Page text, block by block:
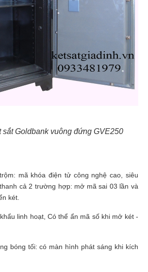
sắt Goldbank vuông đứng GVE250
mã khóa điện tử công nghệ cao, siêu
cả 2 trường hợp: mở mã sai 03 lần và
két.
linh hoạt, Có thể ẩn mã số khi mở két -
bóng tối: có màn hình phát sáng khi kích